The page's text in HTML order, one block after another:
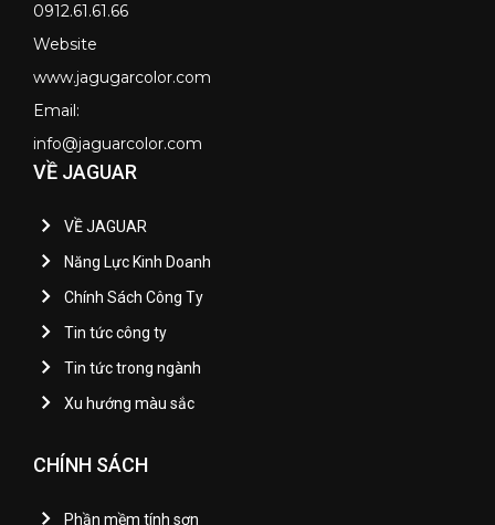
0912.61.61.66
Website
www.jagugarcolor.com
Email:
info@jaguarcolor.com
VỀ JAGUAR
VỀ JAGUAR
Năng Lực Kinh Doanh
Chính Sách Công Ty
Tin tức công ty
Tin tức trong ngành
Xu hướng màu sắc
CHÍNH SÁCH
Phần mềm tính sơn